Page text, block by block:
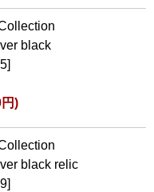
black
)
black relic